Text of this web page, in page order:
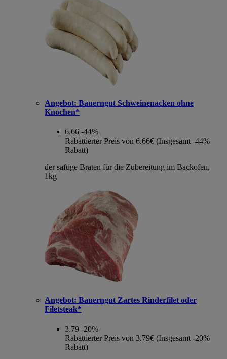
Angebot: Bauerngut Schweinenacken ohne
Knochen*
6.66 -44%
Rabattierter Preis von 6.66€ (Insgesamt -44%
Rabatt)
der saftige Braten für die Zubereitung im Backofen,
1kg
Angebot: Bauerngut Zartes Rinderfilet oder
Filetsteak*
3.79 -20%
Rabattierter Preis von 3.79€ (Insgesamt -20%
Rabatt)